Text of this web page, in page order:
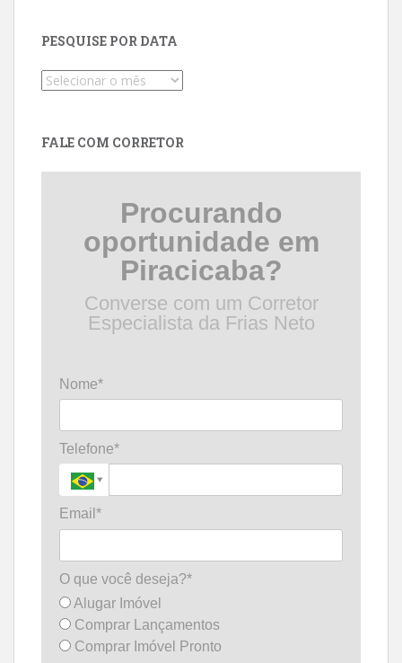
PESQUISE POR DATA
Pesquise
FALE COM CORRETOR
Procurando
oportunidade em
Piracicaba?
Converse com um Corretor
Especialista da Frias Neto
Nome*
Telefone*
Email*
O que você deseja?*
Alugar Imóvel
Comprar Lançamentos
Comprar Imóvel Pronto